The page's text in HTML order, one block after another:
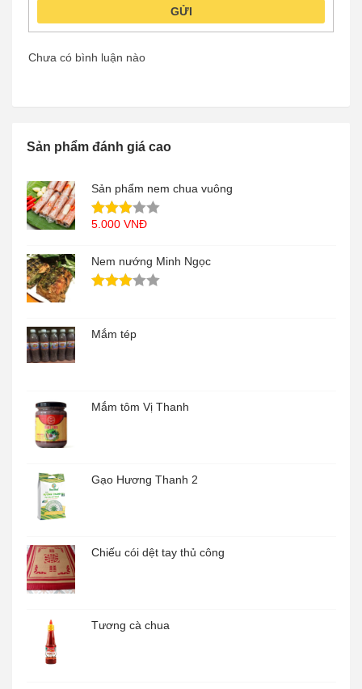
GỬI
Chưa có bình luận nào
Sản phẩm đánh giá cao
Sản phẩm nem chua vuông
5.000 VNĐ
Nem nướng Minh Ngọc
Mắm tép
Mắm tôm Vị Thanh
Gạo Hương Thanh 2
Chiếu cói dệt tay thủ công
Tương cà chua